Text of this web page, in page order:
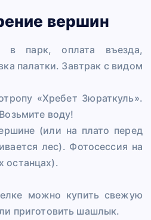
вершин
парк, оплата въезда,
палатки. Завтрак с видом
«Хребет Зюраткуль».
воду!
(или на плато перед
лес). Фотосессия на
останцах).
можно купить свежую
приготовить шашлык.